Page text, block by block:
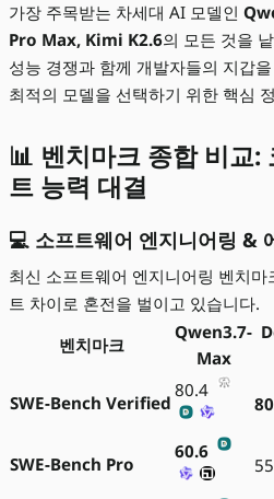
가장 주목받는 차세대 AI 모델인
Pro Max, Kimi K2.6의 모든 것을
성능 경쟁과 함께 개발자들의 지갑
최적의 모델을 선택하기 위한 핵심
📊 벤치마크 종합 비교:
트 능력 대결
💻 소프트웨어 엔지니어링 &
최신 소프트웨어 엔지니어링 벤치
트 차이로 혼전을 벌이고 있습니다.
벤치마크
Qwen3.7-
Max
SWE-Bench Verified
80.4
SWE-Bench Pro
60.6